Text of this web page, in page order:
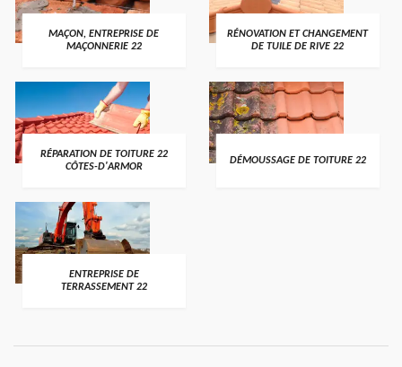
MAÇON, ENTREPRISE DE
MAÇONNERIE 22
RÉNOVATION ET CHANGEMENT
DE TUILE DE RIVE 22
RÉPARATION DE TOITURE 22
CÔTES-D'ARMOR
DÉMOUSSAGE DE TOITURE 22
ENTREPRISE DE
TERRASSEMENT 22